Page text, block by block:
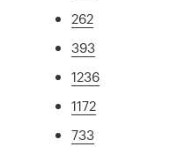
262
393
1236
1172
733